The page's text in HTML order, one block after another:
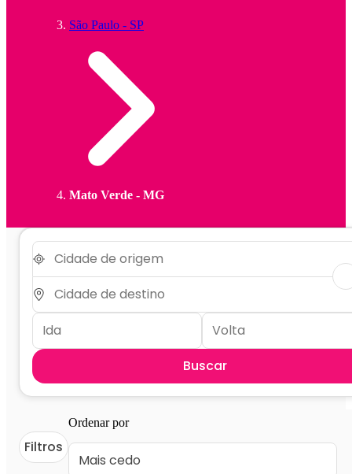
São Paulo - SP
Mato Verde - MG
Buscar
Filtros
Ordenar por